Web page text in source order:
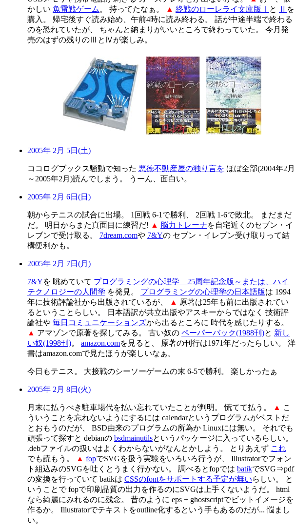
かしい 魚雷戦ゲーム 。 持ってたなぁ。 ▲ 終戦のローレライ文庫版Ⅰ と Ⅱ を
購入。 帰宅後すぐ読み始め、午前4時に読み終わる。 話が中途半端で終わる
のを恐れていたが、 ちゃんと納まりがいいところで終わっていた。 今月発
売のはずの残りのⅢとⅣが楽しみ。
2005年 2月 5日(土)
ココログブックス騒動で知った 悪徳不動産屋の独り言を ほぼ全部(2004年2月
～2005年2月)読んでしまう。 うーん、面白い。
2005年 2月 6日(日)
朝からテニスの試合に出場。 1回戦 6-1で勝利、 2回戦 1-6で敗北。 まだまだ
だ。 明日からまた真面目に練習だ! ▲ 脳力トレーナを自宅近くのセブン・イ
レブンで受け取る。 7dream.comや 7&Yの セブン・イレブン受け取りって結
構便利かも。
2005年 2月 7日(月)
7&Yを 眺めていて プログラミングの心理学 25周年記念版～または、ハイ
テクノロジーの人間学 を発見。 プログラミングの心理学の日本語版は 1994
年に技術評論社から出版されているが、
▲ 原著は25年も前に出版されてい
るということらしい。 日本語訳が共立出版やアスキーからではなく 技術評
論社や 毎日コミュニケーションズから出るところに 時代を感じたりする。
▲ アマゾンで原著を探してみる。 古い奴の ペーパーバック(1988刊)と 新し
い奴(1998刊)。 amazon.comを見ると、 原著の刊行は1971年だったらしい。 洋
書はamazon.comで見たほうが楽しいなぁ。
今日もテニス。 大接戦のシーソーゲームの末 6-5で勝利。 楽しかったぁ
2005年 2月 8日(火)
月末に払うべき駐車場代を払い忘れていたことが判明。 慌てて払う。 ▲ こ
ういうことを忘れないようにするには calendarというプログラムがベストだ
とおもうのだが、 BSD由来のプログラムの所為か Linuxには無い。 それでも
頑張って探すと debianの bsdmainutilsというパッケージに入っているらしい。
.debファイルの扱いはよくわからないがなんとかしよう。 とりあえず これ
でも読もう。
▲ fopでSVGを扱う実験をいろいろ行うが、 Illustratorでフォン
ト組込みのSVGを吐くとうまく行かない。 調べるとfopでは batikでSVG⇒pdf
の変換を行っていて batikは CSSのfontをサポートする予定が無いらしい。 と
いうことで fopで印刷品質の出力を作るのにSVGは上手くないようだ。 html
なら綺麗にみれるのに残念。 昔のように eps + ghostscriptでビットイメージを
作るか。 Illustratorでテキストをoutline化するという手もあるのだが... 悩まし
い。